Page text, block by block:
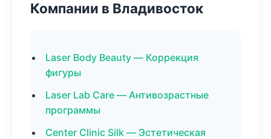
Компании в Владивосток
Laser Body Beauty — Коррекция
фигуры
Laser Lab Care — Антивозрастные
программы
Center Clinic Silk — Эстетическая